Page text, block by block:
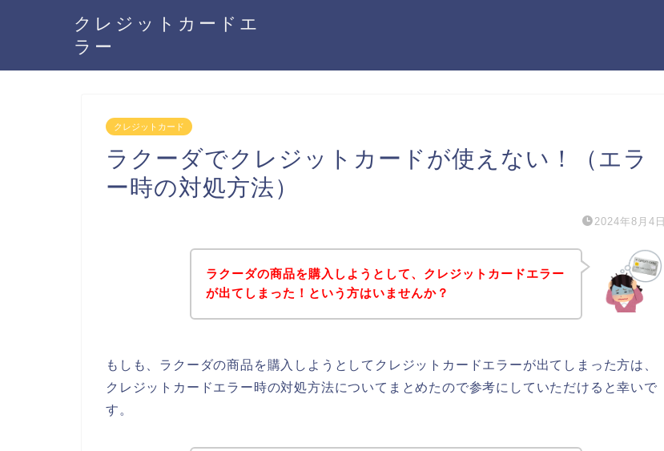
クレジットカードエ
ラー
クレジットカード
ラクーダでクレジットカードが使えない！（エラ
ー時の対処方法）
2024年8月4日
ラクーダの商品を購入しようとして、クレジットカードエラー
が出てしまった！という方はいませんか？
もしも、ラクーダの商品を購入しようとしてクレジットカードエラーが出てしまった方は、
クレジットカードエラー時の対処方法についてまとめたので参考にしていただけると幸いで
す。